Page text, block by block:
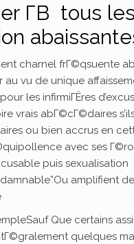
Г­В tous les
charnel frГ©qsuente
au vu de unique
les infirmiГЁres
vrais abГ©cГ©daires
ou bien accrus en
avec ses
puis sexualisation
amplifient
Que certains
quelques